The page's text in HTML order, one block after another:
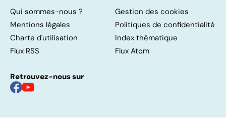
Qui sommes-nous ?
Gestion des cookies
Mentions légales
Politiques de confidentialité
Charte d'utilisation
Index thématique
Flux RSS
Flux Atom
Retrouvez-nous sur